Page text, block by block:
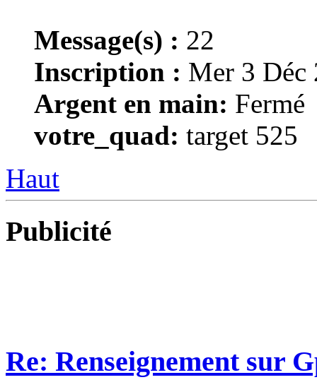
Message(s) : 22
Inscription : Mer 3 Déc
Argent en main: Fermé
votre_quad: target 525
Haut
Publicité
Re: Renseignement sur